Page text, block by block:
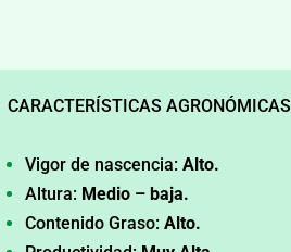
CARACTERÍSTICAS AGRONÓMICAS
Vigor de nascencia:Alto.
Altura: Medio – baja.
Contenido Graso:Alto.